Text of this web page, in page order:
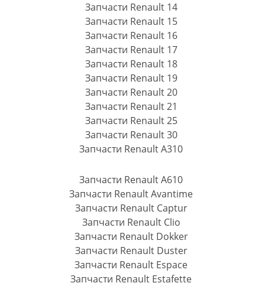
Запчасти Renault 14
Запчасти Renault 15
Запчасти Renault 16
Запчасти Renault 17
Запчасти Renault 18
Запчасти Renault 19
Запчасти Renault 20
Запчасти Renault 21
Запчасти Renault 25
Запчасти Renault 30
Запчасти Renault A310
Запчасти Renault A610
Запчасти Renault Avantime
Запчасти Renault Captur
Запчасти Renault Clio
Запчасти Renault Dokker
Запчасти Renault Duster
Запчасти Renault Espace
Запчасти Renault Estafette